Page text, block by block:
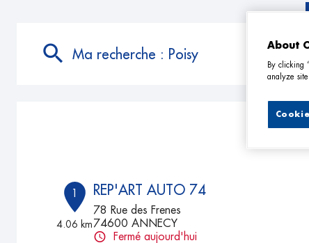
Ma recherche : Poisy
1
4.06 km
REP'ART AUTO 74
78 Rue des Frenes
74600 ANNECY
Fermé aujourd'hui
About
By clicking
analyze